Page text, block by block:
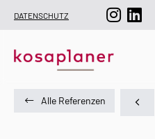
DATENSCHUTZ
Alle Referenzen